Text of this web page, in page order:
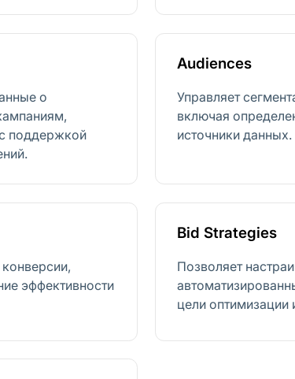
о
поддержкой
Audiences
Управляет
включая
источники данных.
эффективности
Bid Strategies
Позволяет
цели оптимизации